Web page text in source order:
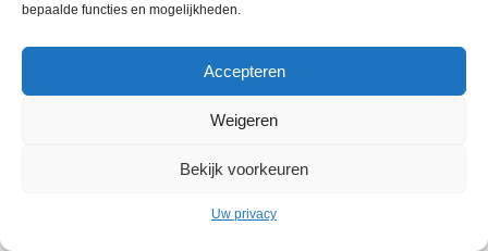
bepaalde functies en mogelijkheden.
Accepteren
Weigeren
Bekijk voorkeuren
Uw privacy
© 2013 - 2026 De Duurzame Tuin KvK Gouda 29029262 - BTW nr
NL001968744B76 Hosting: